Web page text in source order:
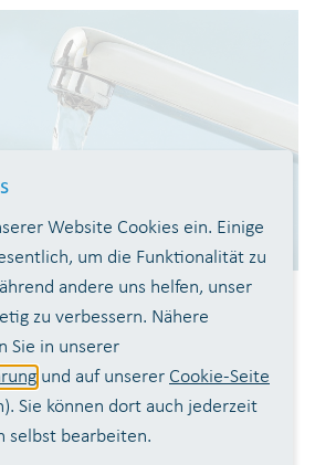
Wartungsarbeiten in
Siegelsknippen und
an unserem
– Lengsdorf ist für das
im Winterhalbjahr
Website Cookies ein. Einige
um die Funktionalität zu
andere uns helfen, unser
zu verbessern. Nähere
Sie in unserer
und auf unserer Cookie-Seite
Sie können dort auch jederzeit
selbst bearbeiten.